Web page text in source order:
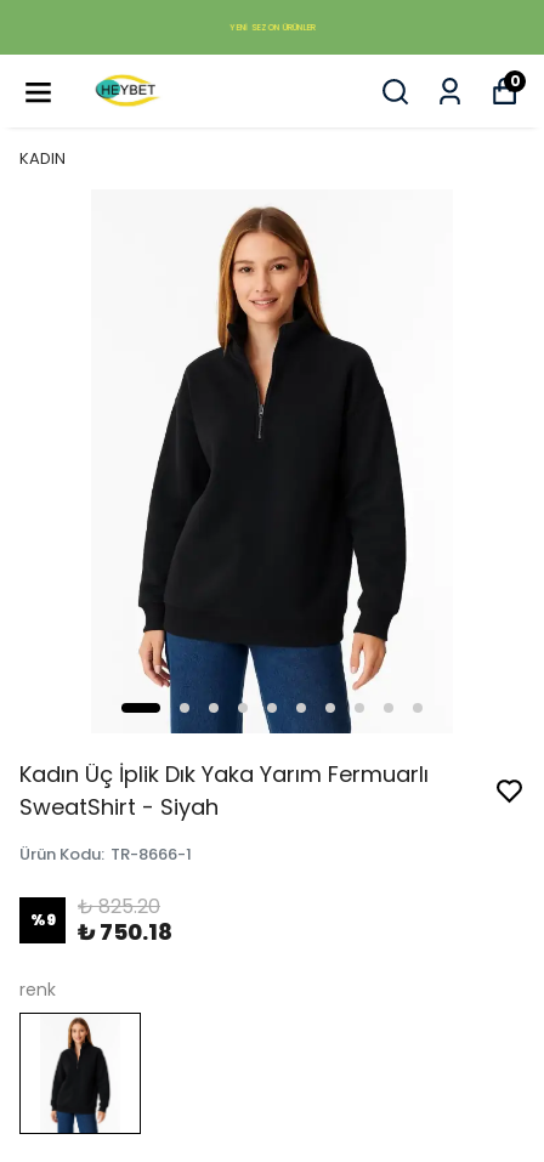
YENI SEZON ÜRÜNLER
0
KADIN
Kadın Üç İplik Dık Yaka Yarım Fermuarlı
SweatShirt - Siyah
Ürün Kodu: TR-8666-1
%9 ₺ 825.20
₺ 750.18
renk